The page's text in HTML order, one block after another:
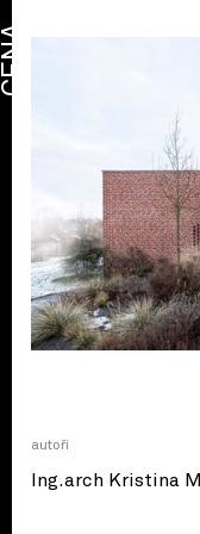
autoři
Ing.arch Kristina
CENA